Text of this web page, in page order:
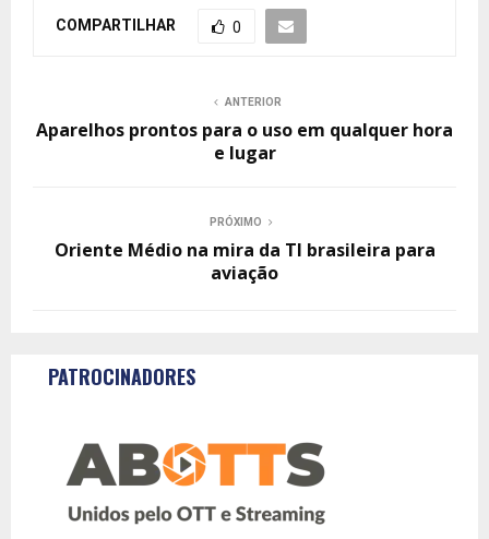
COMPARTILHAR 0
ANTERIOR
Aparelhos prontos para o uso em qualquer hora
e lugar
PRÓXIMO
Oriente Médio na mira da TI brasileira para
aviação
PATROCINADORES